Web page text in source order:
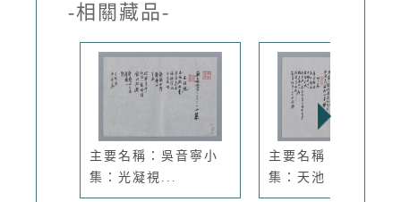
-相關藏品-
主要名稱：吳音寧小
集：光凝視...
主要名稱：焦桐小
集：天池、雙...